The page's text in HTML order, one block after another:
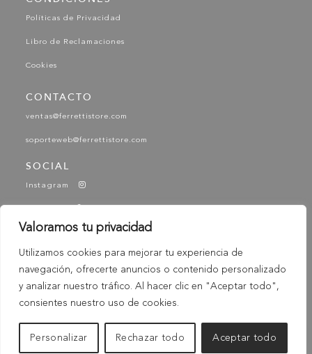
Valoramos tu privacidad
Utilizamos cookies para mejorar tu experiencia de
navegación, ofrecerte anuncios o contenido personalizado
y analizar nuestro tráfico. Al hacer clic en "Aceptar todo",
consientes nuestro uso de cookies.
Personalizar Rechazar todo Aceptar todo
Políticas de Privacidad
Libro de Reclamaciones
Cookies
CONTACTO
ventas@ferrettistore.com
soporteweb@ferrettistore.com
SOCIAL
Instagram
YouTube
Tik Tok
-
© 2025 Ferretti - Ferretti Store. Todos los derechos
Reservados